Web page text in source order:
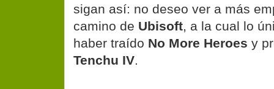
sigan así: no deseo ver a más
camino de Ubisoft, a la cual lo
haber traído No More Heroes y
Tenchu IV.